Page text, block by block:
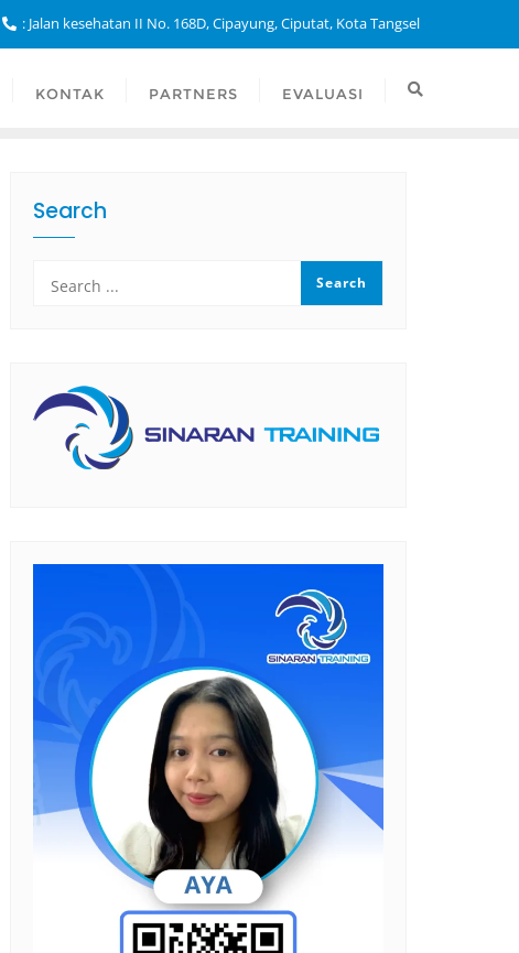
: Jalan kesehatan II No. 168D, Cipayung, Ciputat, Kota Tangsel
KONTAK PARTNERS EVALUASI
Search